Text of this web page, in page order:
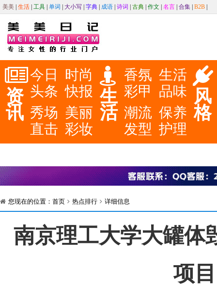
美美 生活 工具 单词 大小写 字典 成语 诗词 古典 作文 名言 合集 B2B
资
讯
今日
头条
时尚
快报
秀场
直击
美丽
彩妆
生
活
香氛
彩甲
生活
品味
潮流
发型
保养
护理
风
格
您现在的位置： 首页 热点排行 详细信息
南京理工大学大罐体
项